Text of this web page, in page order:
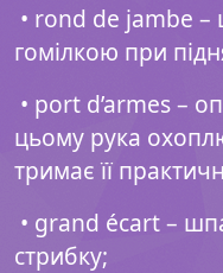
• rond de jambe
гомілкою при
• port d’armes –
цьому рука
тримає її
• grand écart –
стрибку;